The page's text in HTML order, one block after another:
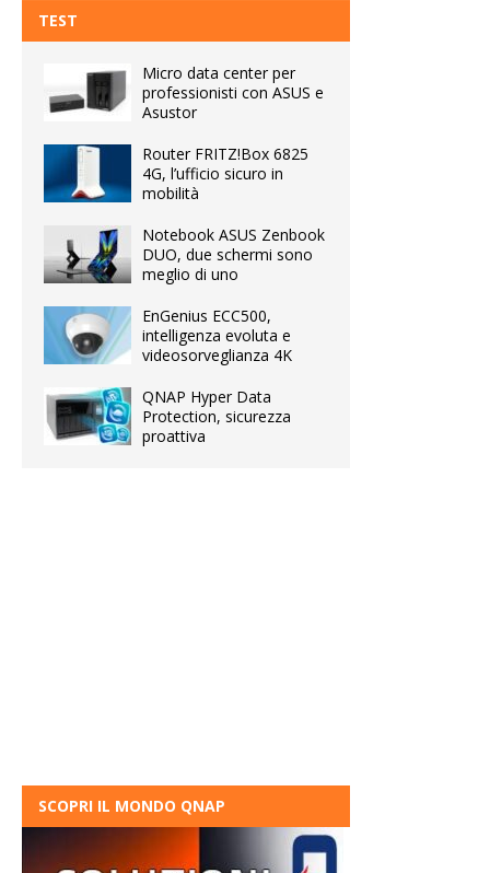
TEST
Micro data center per
professionisti con ASUS e
Asustor
Router FRITZ!Box 6825
4G, l’ufficio sicuro in
mobilità
Notebook ASUS Zenbook
DUO, due schermi sono
meglio di uno
EnGenius ECC500,
intelligenza evoluta e
videosorveglianza 4K
QNAP Hyper Data
Protection, sicurezza
proattiva
SCOPRI IL MONDO QNAP